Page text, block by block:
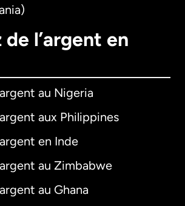
de l’argent en
au Nigeria
aux Philippines
en Inde
au Zimbabwe
au Ghana